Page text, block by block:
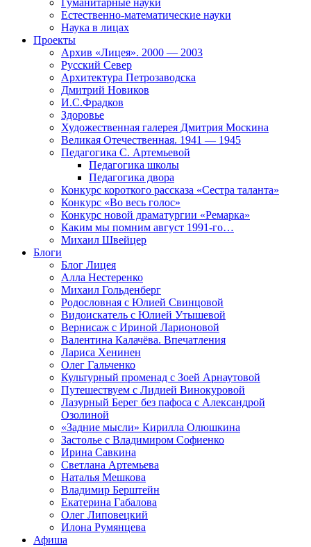
Гуманитарные науки
Естественно-математические науки
Наука в лицах
Проекты
Архив «Лицея». 2000 — 2003
Русский Север
Архитектура Петрозаводска
Дмитрий Новиков
И.С.Фрадков
Здоровье
Художественная галерея Дмитрия Москина
Великая Отечественная. 1941 — 1945
Педагогика С. Артемьевой
Педагогика школы
Педагогика двора
Конкурс короткого рассказа «Сестра таланта»
Конкурс «Во весь голос»
Конкурс новой драматургии «Ремарка»
Каким мы помним август 1991-го…
Михаил Швейцер
Блоги
Блог Лицея
Алла Нестеренко
Михаил Гольденберг
Родословная с Юлией Свинцовой
Видоискатель с Юлией Утышевой
Вернисаж с Ириной Ларионовой
Валентина Калачёва. Впечатления
Лариса Хенинен
Олег Гальченко
Культурный променад с Зоей Арнаутовой
Путешествуем с Лидией Винокуровой
Лазурный Берег без пафоса с Александрой
Озолиной
«Задние мысли» Кирилла Олюшкина
Застолье с Владимиром Софиенко
Ирина Савкина
Светлана Артемьева
Наталья Мешкова
Владимир Берштейн
Екатерина Габалова
Олег Липовецкий
Илона Румянцева
Афиша